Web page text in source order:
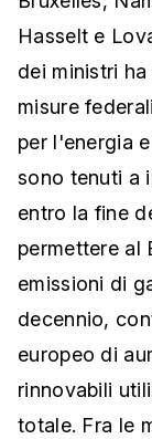
Hasselt e
dei ministri
misure
per l'energia
sono tenuti a
entro la fine
permettere al
emissioni di
decennio,
europeo di
rinnovabili
totale. Fra le